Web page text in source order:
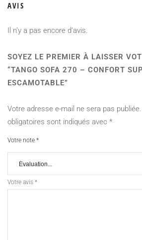
AVIS
Il n’y a pas encore d’avis.
SOYEZ LE PREMIER À LAISSER
“TANGO SOFA 270 – CONFORT
ESCAMOTABLE”
Votre adresse e-mail ne sera pas publiée.
obligatoires sont indiqués avec *
Votre note *
Votre avis *